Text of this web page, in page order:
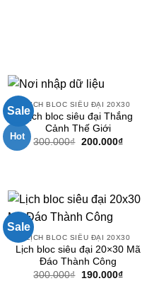
Sale
Hot
LỊCH BLOC SIÊU ĐẠI 20X30
Lịch bloc siêu đại Thắng
Cảnh Thế Giới
300.000₫ Giá
200.000₫Giá
Sale
LỊCH BLOC SIÊU ĐẠI 20X30
Lịch bloc siêu đại 20×30 Mã
Đáo Thành Công
300.000₫
Giá
190.000₫Giá